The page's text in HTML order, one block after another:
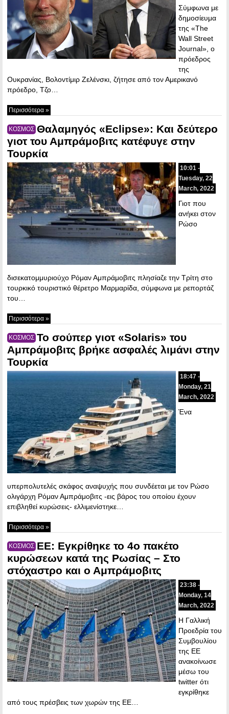
Σύμφωνα με
δημοσίευμα
της «The
Wall Street
Journal», ο
πρόεδρος
της
Ουκρανίας, Βολοντίμιρ Ζελένσκι, ζήτησε από τον Αμερικανό
πρόεδρο, Τζο…
Περισσότερα »
ΚΟΣΜΟΣ Θαλαμηγός «Eclipse»: Και δεύτερο
γιοτ του Αμπράμοβιτς κατέφυγε στην
Τουρκία
10:01 -
Tuesday, 22
March, 2022
Γιοτ που
ανήκει στον
Ρώσο
δισεκατομμυριούχο Ρόμαν Αμπράμοβιτς πλησίαζε την Τρίτη στο
τουρκικό τουριστικό θέρετρο Μαρμαρίδα, σύμφωνα με ρεπορτάζ
του…
Περισσότερα »
ΚΟΣΜΟΣ Το σούπερ γιοτ «Solaris» του
Αμπράμοβιτς βρήκε ασφαλές λιμάνι στην
Τουρκία
18:47 -
Monday, 21
March, 2022
Ένα
υπερπολυτελές σκάφος αναψυχής που συνδέεται με τον Ρώσο
ολιγάρχη Ρόμαν Αμπράμοβιτς -εις βάρος του οποίου έχουν
επιβληθεί κυρώσεις- ελλιμενίστηκε…
Περισσότερα »
ΚΟΣΜΟΣ ΕΕ: Εγκρίθηκε το 4ο πακέτο
κυρώσεων κατά της Ρωσίας – Στο
στόχαστρο και ο Αμπράμοβιτς
23:38 -
Monday, 14
March, 2022
Η Γαλλική
Προεδρία του
Συμβουλίου
της ΕΕ
ανακοίνωσε
μέσω του
twitter ότι
εγκρίθηκε
από τους πρέσβεις των χωρών της ΕΕ…